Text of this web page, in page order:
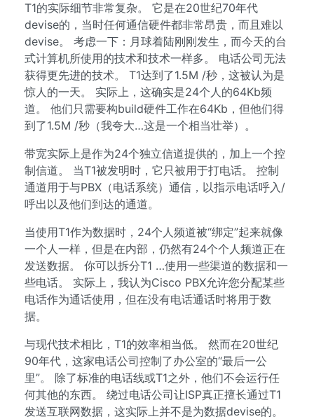
T1的实际细节非常复杂。 它是在20世纪70年代
devise的，当时任何通信硬件都非常昂贵，而且难以
devise。 考虑一下：月球着陆刚刚发生，而今天的台
式计算机所使用的技术和技术一样多。 电话公司无法
获得更先进的技术。 T1达到了1.5M /秒，这被认为是
惊人的一天。 实际上，这确实是24个人的64Kb频
道。 他们只需要构build硬件工作在64Kb，但他们得
到了1.5M /秒（我夸大…这是一个相当壮举）。
带宽实际上是作为24个独立信道提供的，加上一个控
制信道。 当T1被发明时，它只被用于打电话。 控制
通道用于与PBX（电话系统）通信，以指示电话呼入/
呼出以及他们到达的通道。
当使用T1作为数据时，24个人频道被“绑定”起来就像
一个人一样，但是在内部，仍然有24个个人频道正在
发送数据。 你可以拆分T1 …使用一些渠道的数据和一
些电话。 实际上，我认为Cisco PBX允许您分配某些
电话作为通话使用，但在没有电话通话时将用于数
据。
与现代技术相比，T1的效率相当低。 然而在20世纪
90年代，这家电话公司控制了办公室的“最后一公
里”。 除了标准的电话线或T1之外，他们不会运行任
何其他的东西。 绕过电话公司让ISP真正擅长通过T1
发送互联网数据，这实际上并不是为数据devise的。